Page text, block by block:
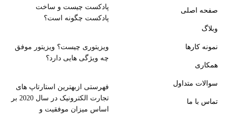
صفحه اصلی
وبلاگ
نمونه کارها
همکاری
سوالات متداول
تماس با ما
پادکست چیست و ساخت
پادکست چگونه است؟
ویزیتوری چیست؟ ویزیتور موفق
چه ویژگی هایی دارد؟
فهرستی ازبهترین استارتاپ های
تجارت الکترونیک در سال 2020 بر
اساس میزان موفقیت و